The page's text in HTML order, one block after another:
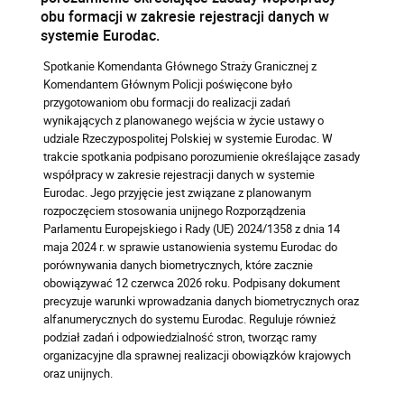
obu formacji w zakresie rejestracji danych w
systemie Eurodac.
Spotkanie Komendanta Głównego Straży Granicznej z
Komendantem Głównym Policji poświęcone było
przygotowaniom obu formacji do realizacji zadań
wynikających z planowanego wejścia w życie ustawy o
udziale Rzeczypospolitej Polskiej w systemie Eurodac. W
trakcie spotkania podpisano porozumienie określające zasady
współpracy w zakresie rejestracji danych w systemie
Eurodac. Jego przyjęcie jest związane z planowanym
rozpoczęciem stosowania unijnego Rozporządzenia
Parlamentu Europejskiego i Rady (UE) 2024/1358 z dnia 14
maja 2024 r. w sprawie ustanowienia systemu Eurodac do
porównywania danych biometrycznych, które zacznie
obowiązywać 12 czerwca 2026 roku. Podpisany dokument
precyzuje warunki wprowadzania danych biometrycznych oraz
alfanumerycznych do systemu Eurodac. Reguluje również
podział zadań i odpowiedzialność stron, tworząc ramy
organizacyjne dla sprawnej realizacji obowiązków krajowych
oraz unijnych.